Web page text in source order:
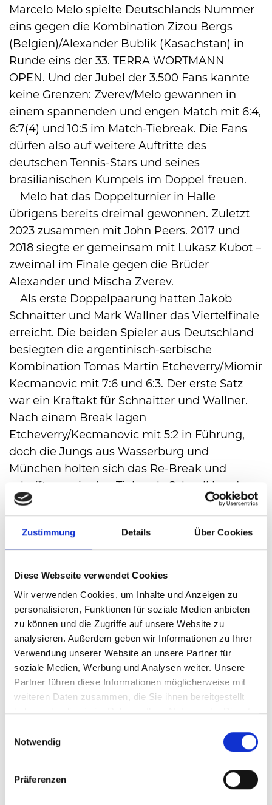
Zustimmung Details Über Cookies
Diese Webseite verwendet Cookies
Wir verwenden Cookies, um Inhalte und Anzeigen zu
personalisieren, Funktionen für soziale Medien anbieten
zu können und die Zugriffe auf unsere Website zu
analysieren. Außerdem geben wir Informationen zu Ihrer
Verwendung unserer Website an unsere Partner für
soziale Medien, Werbung und Analysen weiter. Unsere
Partner führen diese Informationen möglicherweise mit
weiteren Daten zusammen, die Sie ihnen bereitgestellt
haben oder die sie im Rahmen Ihrer Nutzung der Dienste
Notwendig
Präferenzen
Marcelo Melo spielte Deutschlands Nummer
eins gegen die Kombination Zizou Bergs
(Belgien)/Alexander Bublik (Kasachstan) in
Runde eins der 33. TERRA WORTMANN
OPEN. Und der Jubel der 3.500 Fans kannte
keine Grenzen: Zverev/Melo gewannen in
einem spannenden und engen Match mit 6:4,
6:7(4) und 10:5 im Match-Tiebreak. Die Fans
dürfen also auf weitere Auftritte des
deutschen Tennis-Stars und seines
brasilianischen Kumpels im Doppel freuen.
Melo hat das Doppelturnier in Halle
übrigens bereits dreimal gewonnen. Zuletzt
2023 zusammen mit John Peers. 2017 und
2018 siegte er gemeinsam mit Lukasz Kubot –
zweimal im Finale gegen die Brüder
Alexander und Mischa Zverev.
Als erste Doppelpaarung hatten Jakob
Schnaitter und Mark Wallner das Viertelfinale
erreicht. Die beiden Spieler aus Deutschland
besiegten die argentinisch-serbische
Kombination Tomas Martin Etcheverry/Miomir
Kecmanovic mit 7:6 und 6:3. Der erste Satz
war ein Kraftakt für Schnaitter und Wallner.
Nach einem Break lagen
Etcheverry/Kecmanovic mit 5:2 in Führung,
doch die Jungs aus Wasserburg und
München holten sich das Re-Break und
schafften es in den Tiebreak. Schnell lag das
deutsche Doppel mit 5:1 vorne, das
Entscheidungsspiel gewann es
schlussendlich sicher mit 7:4. In Durchgang
zwei breakten Schnaitter/Wallner zum 4:2
und holten sich den Satz mit 6:3.
ALLE ANSCHAUEN